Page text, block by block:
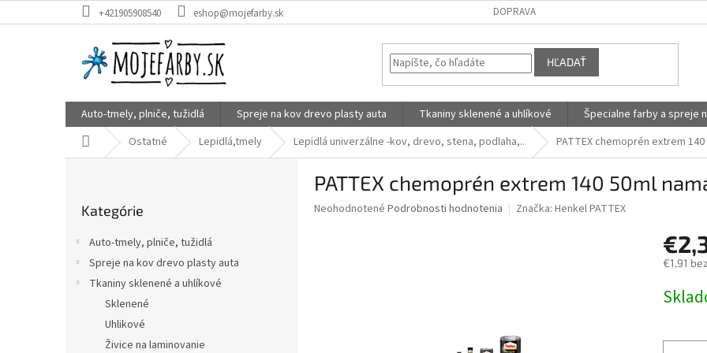
na
+421905908540 eshop@mojefarby.sk DOPRAVA
HĽADAŤ
Auto-tmely, plniče, tužidlá Spreje na kov drevo plasty auta Tkaniny sklenené a uhlíkové Špecialne farby a spreje
Domov Ostatné Lepidlá,tmely Lepidlá univerzálne -kov, drevo, stena, podlaha,.. PATTEX chemoprén extrem
kategórie
Kategórie
Auto-tmely, plniče, tužidlá
Spreje na kov drevo plasty auta
Tkaniny sklenené a uhlíkové
Sklenené
Uhlikové
Živice na laminovanie
PATTEX chemoprén extrem 140 50ml
Priemerné
Neohodnotené Podrobnosti hodnotenia Značka: Henkel PATTEX
€1,91
cena: